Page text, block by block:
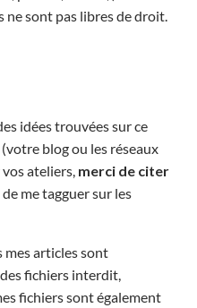
ne sont pas libres de droit.
idées trouvées sur ce
blog ou les réseaux
ateliers, merci de citer
me tagguer sur les
mes articles sont
fichiers interdit,
fichiers sont également